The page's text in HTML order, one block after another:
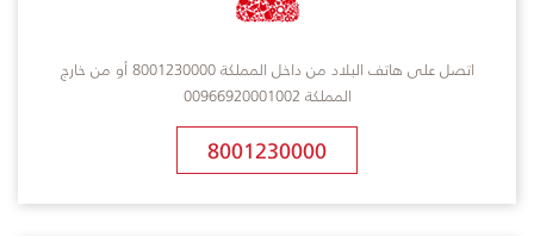
اتصل على هاتف البلاد من داخل المملكة 8001230000 أو من خارج
المملكة 00966920001002
8001230000